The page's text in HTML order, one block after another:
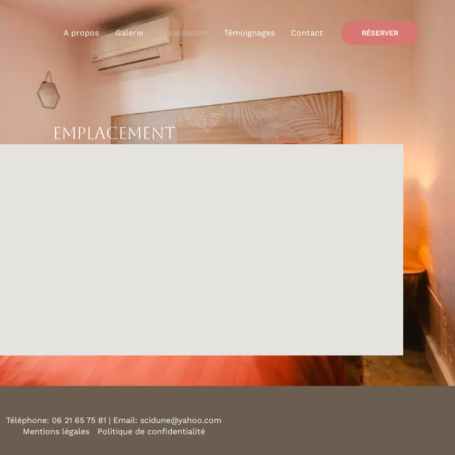
A propos Galerie Localisation Témoignages Contact RÉSERVER
Emplacement
Téléphone: 06 21 65 75 81 | Email: scidune@yahoo.com
Mentions légales
Politique de confidentialité